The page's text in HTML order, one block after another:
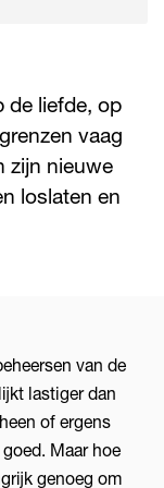
de liefde, op
vaag
zijn nieuwe
loslaten en
van de
lastiger dan
of ergens
Maar hoe
genoeg om